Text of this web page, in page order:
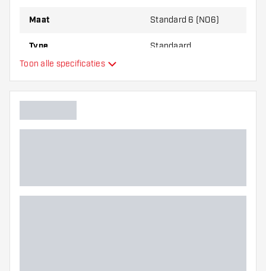
Maat Standard 6 (NO6)
Type Standaard
Hoofdkleur
Toon alle specificaties